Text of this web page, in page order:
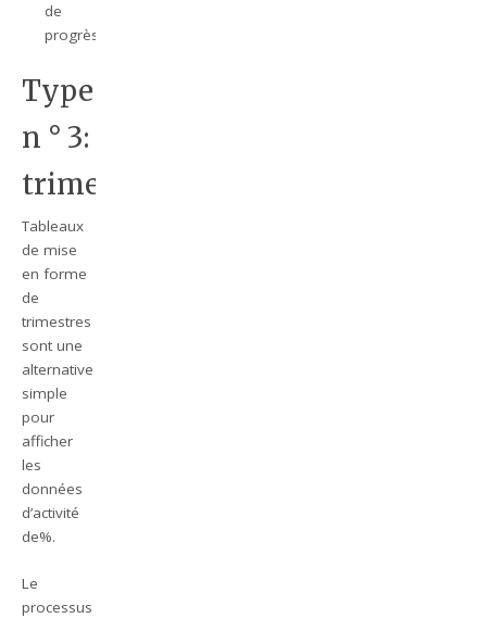
de
progrès.
Type
n ° 3:
trimestres
Tableaux
de mise
en forme
de
trimestres
sont une
alternative
simple
pour
afficher
les
données
d’activité
de%.
Le
processus